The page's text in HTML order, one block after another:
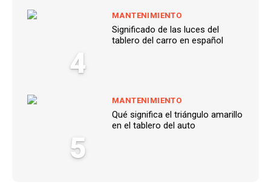
4
MANTENIMIENTO
Significado de las luces del
tablero del carro en español
5
MANTENIMIENTO
Qué significa el triángulo amarillo
en el tablero del auto